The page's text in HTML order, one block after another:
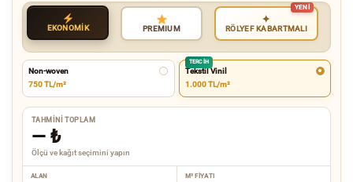
EKONOMİK PREMIUM
✦
RÖLYEF KABARTMALI
Non-woven
750 TL/m²
TERCIH
Tekstil Vinil
1.000 TL/m²
TAHMINI TOPLAM
— ₺
Ölçü ve kağıt seçimini yapın
ALAN M² FIYATI